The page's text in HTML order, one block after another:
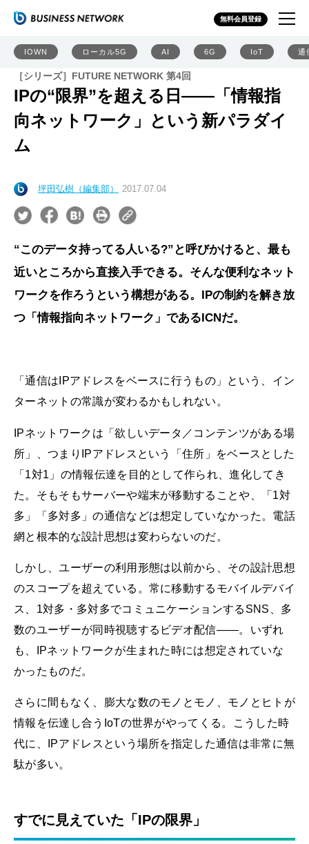
無料会員登録
IOWN ローカル5G AI 6G IoT 通
［シリーズ］FUTURE NETWORK 第4回
IPの“限界”を超える日――「情報指
向ネットワーク」という新パラダイ
ム
坪田弘樹（編集部） 2017.07.04
“このデータ持ってる人いる?”と呼びかけると、最も
近いところから直接入手できる。そんな便利なネット
ワークを作ろうという構想がある。IPの制約を解き放
つ「情報指向ネットワーク」であるICNだ。
「通信はIPアドレスをベースに行うもの」という、イン
ターネットの常識が変わるかもしれない。
IPネットワークは「欲しいデータ／コンテンツがある場
所」、つまりIPアドレスという「住所」をベースとした
「1対1」の情報伝達を目的として作られ、進化してき
た。そもそもサーバーや端末が移動することや、「1対
多」「多対多」の通信などは想定していなかった。電話
網と根本的な設計思想は変わらないのだ。
しかし、ユーザーの利用形態は以前から、その設計思想
のスコープを超えている。常に移動するモバイルデバイ
ス、1対多・多対多でコミュニケーションするSNS、多
数のユーザーが同時視聴するビデオ配信――。いずれ
も、IPネットワークが生まれた時には想定されていな
かったものだ。
さらに間もなく、膨大な数のモノとモノ、モノとヒトが
情報を伝達し合うIoTの世界がやってくる。こうした時
代に、IPアドレスという場所を指定した通信は非常に無
駄が多い。
すでに見えていた「IPの限界」